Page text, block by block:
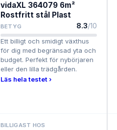
vidaXL 364079 6m²
Rostfritt stål Plast
BETYG 8.3/10
Ett billigt och smidigt växthus
för dig med begränsad yta och
budget. Perfekt för nybörjaren
eller den lilla trädgården.
Läs hela testet ›
BILLIGAST HOS